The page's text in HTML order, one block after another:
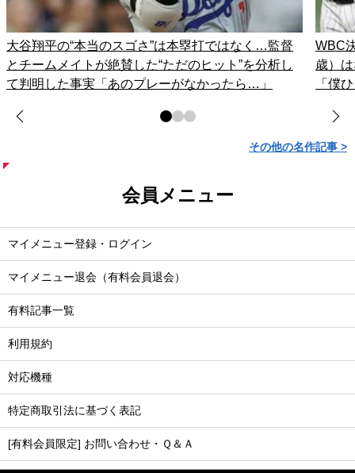
大谷翔平の“本当のスゴさ”は本塁打ではなく…監督
とチームメイトが絶賛した“ただのヒット”を分析し
て判明した事実「あのプレーがなかったら…」
WBC
歳）
「僕
その他の名作記事 >
会員メニュー
マイメニュー登録・ログイン
マイメニュー退会（有料会員退会）
有料記事一覧
利用規約
対応機種
特定商取引法に基づく表記
[有料会員限定] お問い合わせ・Ｑ＆Ａ